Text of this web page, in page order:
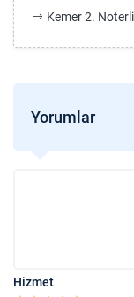
Kemer 2.
Yorumlar
Hizmet